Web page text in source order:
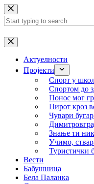
Skip
to
content
No
results
Актуелности
Пројекти
Спорт у
Спортом до
Понос мог
Пирот кроз
Чувари
Знање ти
Учимо,
Туристички
Вести
Бабушница
Бела Паланка